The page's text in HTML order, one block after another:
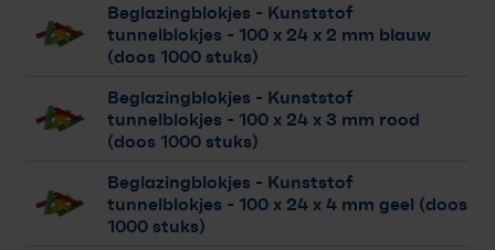
Beglazingblokjes - Kunststof
tunnelblokjes - 100 x 24 x 2 mm blauw
(doos 1000 stuks)
Beglazingblokjes - Kunststof
tunnelblokjes - 100 x 24 x 3 mm rood
(doos 1000 stuks)
Beglazingblokjes - Kunststof
tunnelblokjes - 100 x 24 x 4 mm geel (doos
1000 stuks)